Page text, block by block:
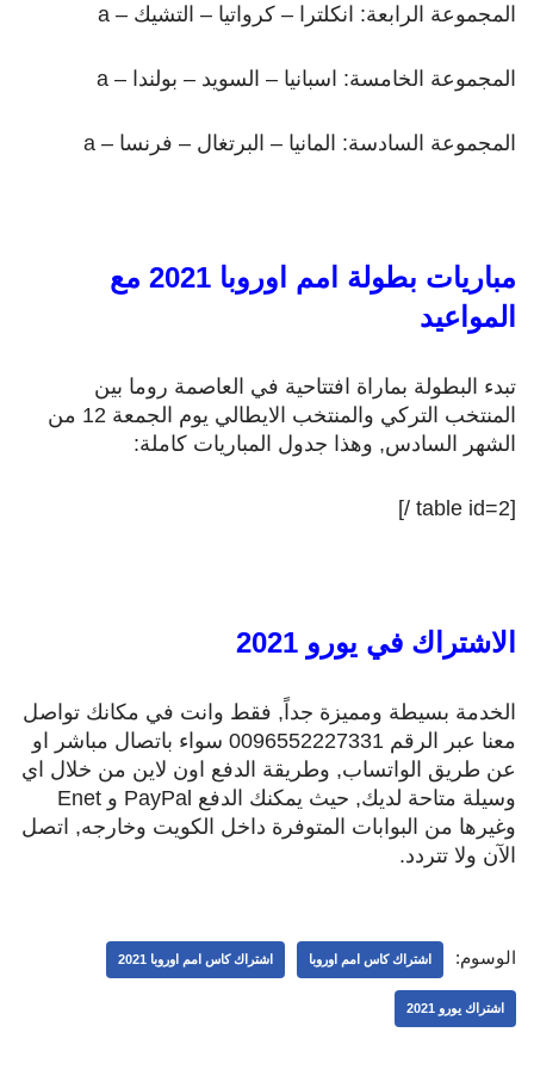
المجموعة الرابعة: انكلترا – كرواتيا – التشيك – a
المجموعة الخامسة: اسبانيا – السويد – بولندا – a
المجموعة السادسة: المانيا – البرتغال – فرنسا – a
مباريات بطولة امم اوروبا 2021 مع
المواعيد
تبدء البطولة بماراة افتتاحية في العاصمة روما بين
المنتخب التركي والمنتخب الايطالي يوم الجمعة 12 من
الشهر السادس, وهذا جدول المباريات كاملة:
[table id=2 /]
الاشتراك في يورو 2021
الخدمة بسيطة ومميزة جداً, فقط وانت في مكانك تواصل
معنا عبر الرقم 0096552227331 سواء باتصال مباشر او
عن طريق الواتساب, وطريقة الدفع اون لاين من خلال اي
وسيلة متاحة لديك, حيث يمكنك الدفع PayPal و Enet
وغيرها من البوابات المتوفرة داخل الكويت وخارجه, اتصل
الآن ولا تتردد.
الوسوم: اشتراك كاس امم اوروبا اشتراك كاس امم اوروبا 2021
اشتراك يورو 2021